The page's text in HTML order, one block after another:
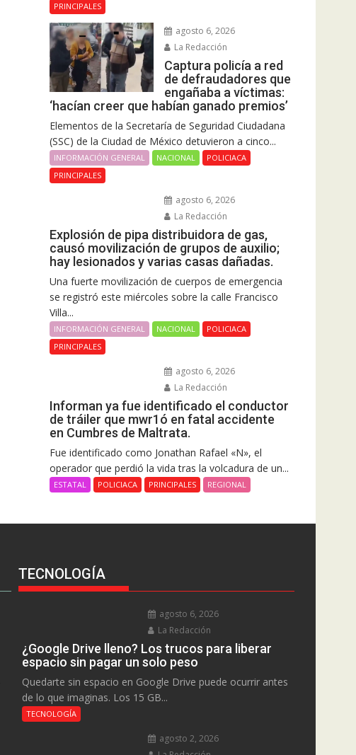
PRINCIPALES
agosto 6, 2026
La Redacción
Captura policía a red
de defraudadores que
engañaba a víctimas:
‘hacían creer que habían ganado premios’
Elementos de la Secretaría de Seguridad Ciudadana
(SSC) de la Ciudad de México detuvieron a cinco...
INFORMACIÓN GENERAL NACIONAL
POLICIACA
PRINCIPALES
agosto 6, 2026
La Redacción
Explosión de pipa distribuidora de gas,
causó movilización de grupos de auxilio;
hay lesionados y varias casas dañadas.
Una fuerte movilización de cuerpos de emergencia
se registró este miércoles sobre la calle Francisco
Villa...
INFORMACIÓN GENERAL NACIONAL
POLICIACA
PRINCIPALES
agosto 6, 2026
La Redacción
Informan ya fue identificado el conductor
de tráiler que mwr1ó en fatal accidente
en Cumbres de Maltrata.
Fue identificado como Jonathan Rafael «N», el
operador que perdió la vida tras la volcadura de un...
ESTATAL POLICIACA PRINCIPALES REGIONAL
TECNOLOGÍA
agosto 6, 2026
La Redacción
¿Google Drive lleno? Los trucos para liberar
espacio sin pagar un solo peso
Quedarte sin espacio en Google Drive puede ocurrir antes
de lo que imaginas. Los 15 GB...
TECNOLOGÍA
agosto 2, 2026